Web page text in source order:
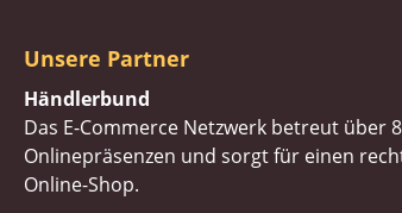
Unsere Partner
Händlerbund
Das E-Commerce Netzwerk betreut über
Onlinepräsenzen und sorgt für einen
Online-Shop.